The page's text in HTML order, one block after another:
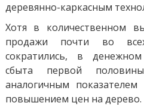
деревянно-каркасным
Хотя в количественном
продажи почти во
сократились, в
сбыта первой
аналогичным
повышением цен на дерево.